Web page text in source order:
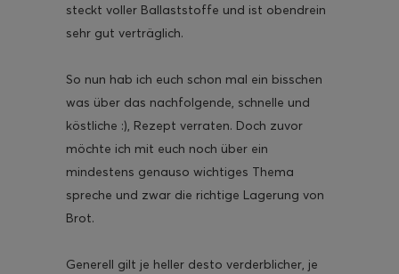
Eis am Stil
steckt voller Ballaststoffe und ist obendrein
sehr gut verträglich.
So nun hab ich euch schon mal ein bisschen
was über das nachfolgende, schnelle und
köstliche :), Rezept verraten. Doch zuvor
möchte ich mit euch noch über ein
mindestens genauso wichtiges Thema
spreche und zwar die richtige Lagerung von
Brot.
Generell gilt je heller desto verderblicher, je